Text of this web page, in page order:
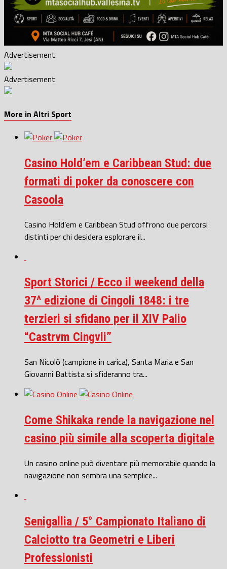
Advertisement
Advertisement
More in Altri Sport
Casino Hold’em e Caribbean Stud: due
formati di poker da conoscere con
Casoola
Casino Hold’em e Caribbean Stud offrono due percorsi
distinti per chi desidera esplorare il...
Sport Storici / Ecco il weekend della
37^ edizione di Cingoli 1848: i tre
terzieri si sfidano per il XIV Palio
“Castrvm Cingvli”
San Nicolò (campione in carica), Santa Maria e San
Giovanni Battista si sfideranno tra...
Come Shikaka rende la navigazione nel
casino più simile alla scoperta digitale
Un casino online può diventare più memorabile quando la
navigazione non sembra una semplice...
Senigallia / 5° Campionato Italiano di
Calciotto tra Geometri e Liberi
Professionisti